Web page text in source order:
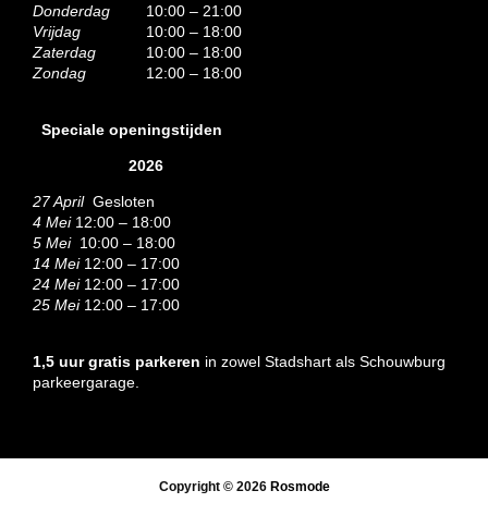
Donderdag
10:00 – 21:00
Vrijdag
10:00 – 18:00
Zaterdag
10:00 – 18:00
Zondag
12:00 – 18:00
Speciale openingstijden
2026
27 AprilGesloten
4 Mei12:00 – 18:00
5 Mei10:00 – 18:00
14 Mei12:00 – 17:00
24 Mei12:00 – 17:00
25 Mei 12:00 – 17:00
1,5 uur gratis parkeren in zowel Stadshart als Schouwburg
parkeergarage.
Copyright © 2026 Rosmode